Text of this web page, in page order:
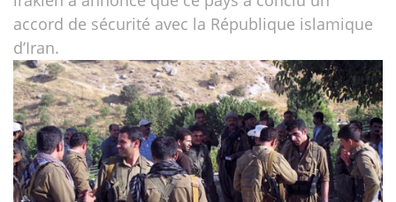
accord de sécurité avec la République islamique
d’Iran.